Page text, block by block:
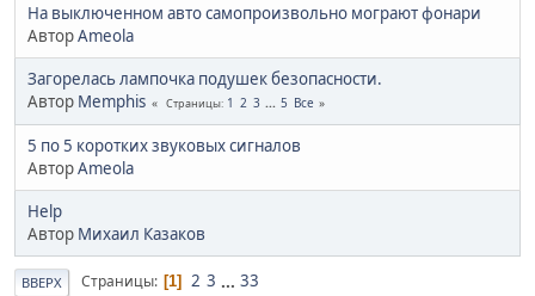
На выключенном авто самопроизвольно мограют фонари
АвторAmeola
Загорелась лампочка подушек безопасности.
Автор Memphis Страницы 1 2 3 ... 5 Все
5 по 5 коротких звуковых сигналов
АвторAmeola
Help
Автор Михаил Казаков
ВВЕРХ Страницы 1 2 3 ... 33